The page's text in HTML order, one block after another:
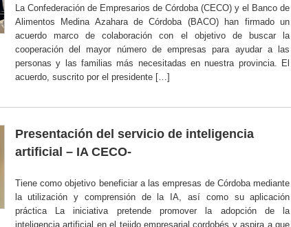
La Confederación de Empresarios de Córdoba (CECO) y el Banco de
Alimentos Medina Azahara de Córdoba (BACO) han firmado un
acuerdo marco de colaboración con el objetivo de buscar la
cooperación del mayor número de empresas para ayudar a las
personas y las familias más necesitadas en nuestra provincia. El
acuerdo, suscrito por el presidente […]
Presentación del servicio de inteligencia
artificial – IA CECO-
Tiene como objetivo beneficiar a las empresas de Córdoba mediante
la utilización y comprensión de la IA, así como su aplicación
práctica La iniciativa pretende promover la adopción de la
inteligencia artificial en el tejido empresarial cordobés y aspira a que